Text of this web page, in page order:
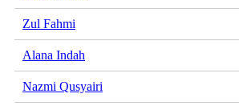
Zul Fahmi
Alana Indah
Nazmi Qusyairi